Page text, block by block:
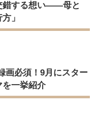
錯する想い――母と
」
画必須！9月にスター
を一挙紹介